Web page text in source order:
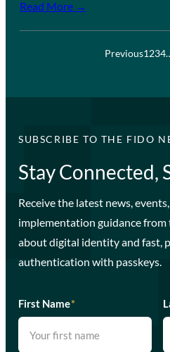
Read More →
Previous1234
SUBSCRIBE TO THE FIDO
Stay Connected,
Receive the latest news,
implementation guidance from
about digital identity and fast,
authentication with passkeys.
First Name*